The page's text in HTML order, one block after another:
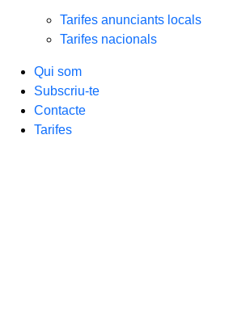
Tarifes anunciants locals
Tarifes nacionals
Qui som
Subscriu-te
Contacte
Tarifes